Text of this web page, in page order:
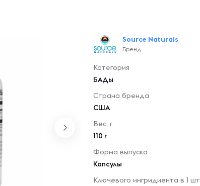
Source Naturals
Бренд
Категория
БАДы
Страна бренда
США
Вес, г
110 г
Форма выпуска
Капсулы
Ключевого ингридиента в 1 шт